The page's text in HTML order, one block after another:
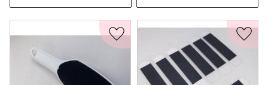
Lägg till i favoriter